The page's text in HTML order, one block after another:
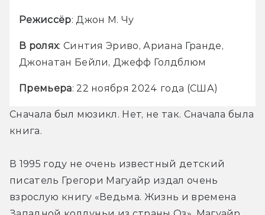
Режиссёр: Джон М. Чу
В ролях: Синтия Эриво, Ариана Гранде,
Джонатан Бейли, Джефф Голдблюм
Премьера: 22 ноября 2024 года (США)
Сначала был мюзикл. Нет, не так. Сначала была
книга.
В 1995 году не очень известный детский
писатель Грегори Магуайр издал очень
взрослую книгу «Ведьма. Жизнь и времена